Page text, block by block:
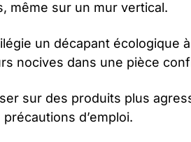
même sur un mur vertical.
un décapant écologique
nocives dans une pièce
sur des produits plus
d’emploi.